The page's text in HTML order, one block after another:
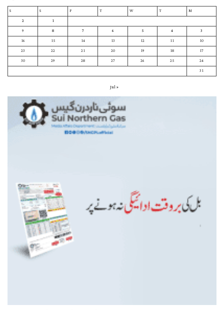
M
T
W
T
F
S
S
1
2
3
4
5
6
7
8
9
10
11
12
13
14
15
16
17
18
19
20
21
22
23
24
25
26
27
28
29
30
31
« Jul